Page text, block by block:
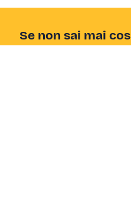
Se non sai mai